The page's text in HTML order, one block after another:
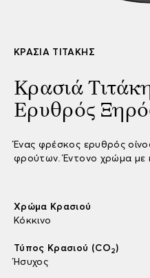
ΚΡΑΣΙΆ ΤΙΤΆΚΗΣ
Κρασιά
Ερυθρός
Ένας φρέσκος ερυθρός
φρούτων. Έντονο χρώμα με
Χρώμα Κρασιού
Κόκκινο
Τύπος Κρασιού (CO 2)
Ήσυχος